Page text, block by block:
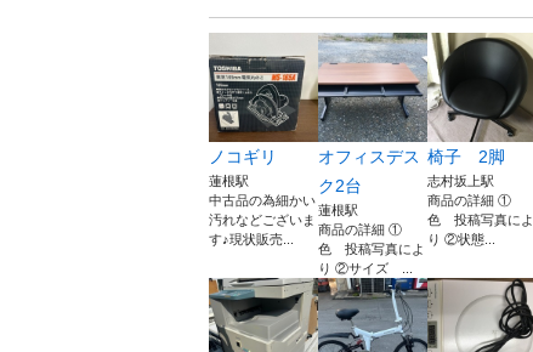
ノコギリ
蓮根駅
中古品の為細かい
汚れなどございま
す♪現状販売...
オフィスデス
ク2台
蓮根駅
商品の詳細 ①
色 投稿写真によ
り ②サイズ ...
椅子 2脚
志村坂上駅
商品の詳細 ①
色 投稿写真によ
り ②状態...